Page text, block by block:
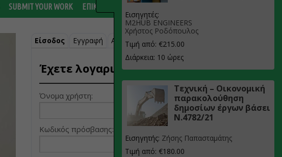
SUBMIT YOUR WORK ΕΠΙΚΟΙΝΩΝΙΑ
Είσοδος Εγγραφή Ανάκτηση κωδικού
Έχετε λογαριασμό;
Όνομα χρήστη:
Κωδικός πρόσβασης:
Εισηγητές:
M2HUB ENGINEERS
Χρήστος Ροδόπουλος
Τιμή από: €215.00
Διάρκεια: 10 ώρες
Τεχνική – Οικονομική
παρακολούθηση
δημοσίων έργων βάσει
Ν.4782/21
Εισηγητής: Ζήσης Παπασταμάτης
Τιμή από: €180.00